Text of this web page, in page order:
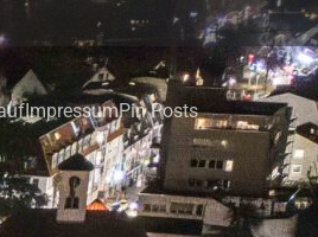
ImpressumPin Posts